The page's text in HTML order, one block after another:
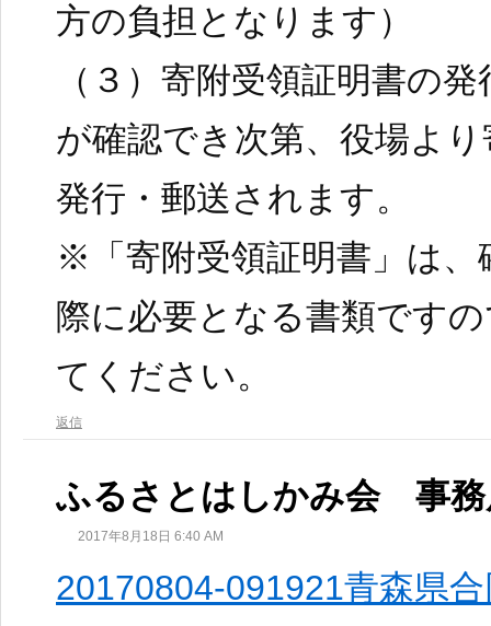
方の負担となります）
（３）寄附受領証明書の
が確認でき次第、役場よ
発行・郵送されます。
※「寄附受領証明書」は、
際に必要となる書類です
てください。
返信
ふるさとはしかみ会 事務
2017年8月18日 6:40 AM
20170804-091921青森県